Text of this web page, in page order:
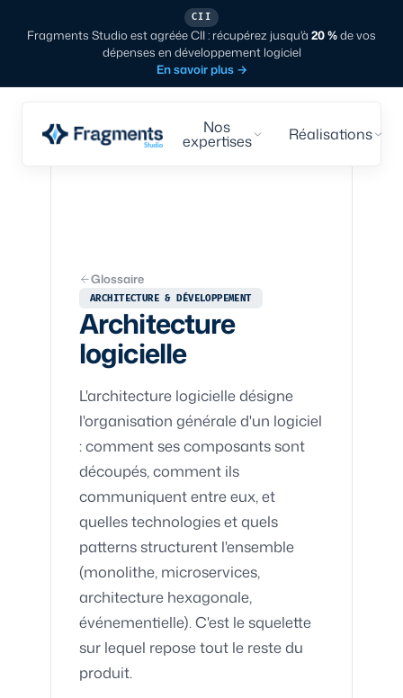
CII
Fragments Studio est agréée CII : récupérez jusqu'à 20 %de vos
dépenses en développement logiciel
En savoir plus →
Nos
expertises Réalisations
Glossaire
ARCHITECTURE & DÉVELOPPEMENT
Architecture
logicielle
L'architecture logicielle désigne
l'organisation générale d'un logiciel
: comment ses composants sont
découpés, comment ils
communiquent entre eux, et
quelles technologies et quels
patterns structurent l'ensemble
(monolithe, microservices,
architecture hexagonale,
événementielle). C'est le squelette
sur lequel repose tout le reste du
produit.